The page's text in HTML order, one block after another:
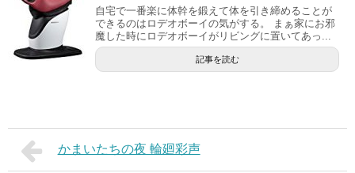
自宅で一番楽に体幹を鍛えて体を引き締めることが
できるのはロデオボーイの気がする。 まぁ家にお邪
魔した時にロデオボーイがリビングに置いてあっ...
記事を読む
かまいたちの夜 輪廻彩声